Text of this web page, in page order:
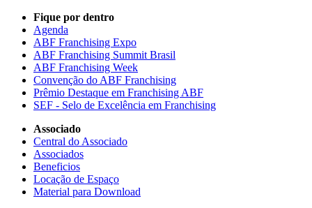
Fique por dentro
Agenda
ABF Franchising Expo
ABF Franchising Summit Brasil
ABF Franchising Week
Convenção do ABF Franchising
Prêmio Destaque em Franchising ABF
SEF - Selo de Excelência em Franchising
Associado
Central do Associado
Associados
Beneficios
Locação de Espaço
Material para Download